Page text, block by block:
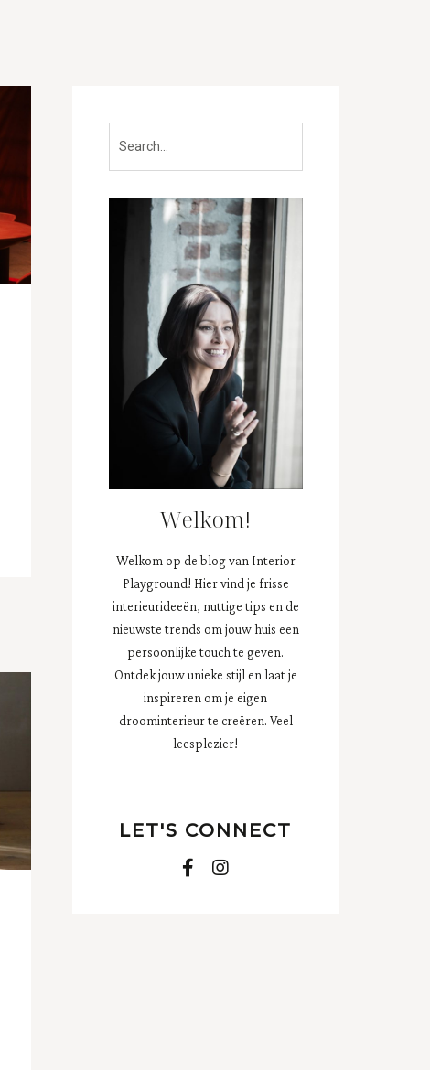
Welkom!
Welkom op de blog van Interior
Playground! Hier vind je frisse
interieurideeën, nuttige tips en de
nieuwste trends om jouw huis een
persoonlijke touch te geven.
Ontdek jouw unieke stijl en laat je
inspireren om je eigen
droominterieur te creëren. Veel
leesplezier!
LET'S CONNECT